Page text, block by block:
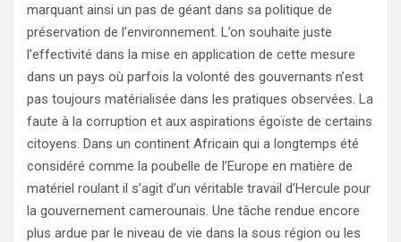
marquant ainsi un pas de géant dans sa politique de
préservation de l’environnement. L’on souhaite juste
l’effectivité dans la mise en application de cette mesure
dans un pays où parfois la volonté des gouvernants n’est
pas toujours matérialisée dans les pratiques observées. La
faute à la corruption et aux aspirations égoïste de certains
citoyens. Dans un continent Africain qui a longtemps été
considéré comme la poubelle de l’Europe en matière de
matériel roulant il s’agit d’un véritable travail d’Hercule pour
la gouvernement camerounais. Une tâche rendue encore
plus ardue par le niveau de vie dans la sous région ou les